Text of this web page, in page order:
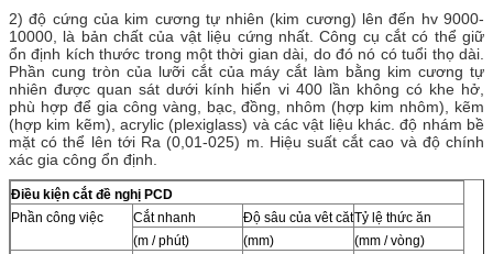
2) độ cứng của kim cương tự nhiên (kim cương) lên đến hv 9000-
10000, là bản chất của vật liệu cứng nhất. Công cụ cắt có thể giữ
ổn định kích thước trong một thời gian dài, do đó nó có tuổi thọ dài.
Phần cung tròn của lưỡi cắt của máy cắt làm bằng kim cương tự
nhiên được quan sát dưới kính hiển vi 400 lần không có khe hở,
phù hợp để gia công vàng, bạc, đồng, nhôm (hợp kim nhôm), kẽm
(hợp kim kẽm), acrylic (plexiglass) và các vật liệu khác. độ nhám bề
mặt có thể lên tới Ra (0,01-025) m. Hiệu suất cắt cao và độ chính
xác gia công ổn định.
Điều kiện cắt đề nghị PCD
Phần công việc
Cắt nhanh Độ sâu của vêt cătTỷ lệ thức ăn
(m / phút)
(mm)
(mm / vòng)